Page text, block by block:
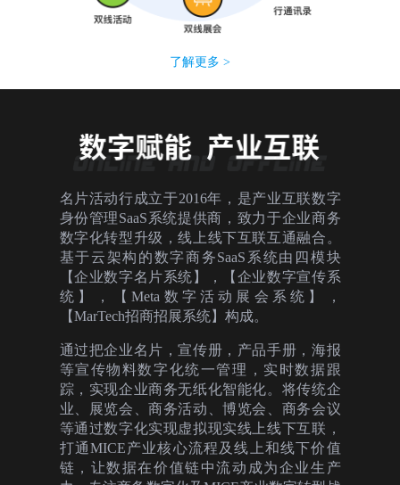
了解更多 >
名片活动行成立于2016年，是产业互联数字
身份管理SaaS系统提供商，致力于企业商务
数字化转型升级，线上线下互联互通融合。
基于云架构的数字商务SaaS系统由四模块
【企业数字名片系统】，【企业数字宣传系
统】，【Meta数字活动展会系统】，
【MarTech招商招展系统】构成。
通过把企业名片，宣传册，产品手册，海报
等宣传物料数字化统一管理，实时数据跟
踪，实现企业商务无纸化智能化。将传统企
业、展览会、商务活动、博览会、商务会议
等通过数字化实现虚拟现实线上线下互联，
打通MICE产业核心流程及线上和线下价值
链，让数据在价值链中流动成为企业生产